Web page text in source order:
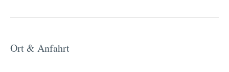
Ort & Anfahrt